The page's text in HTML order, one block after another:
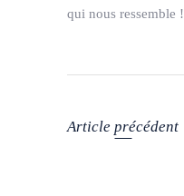
qui nous ressemble !
Article précédent